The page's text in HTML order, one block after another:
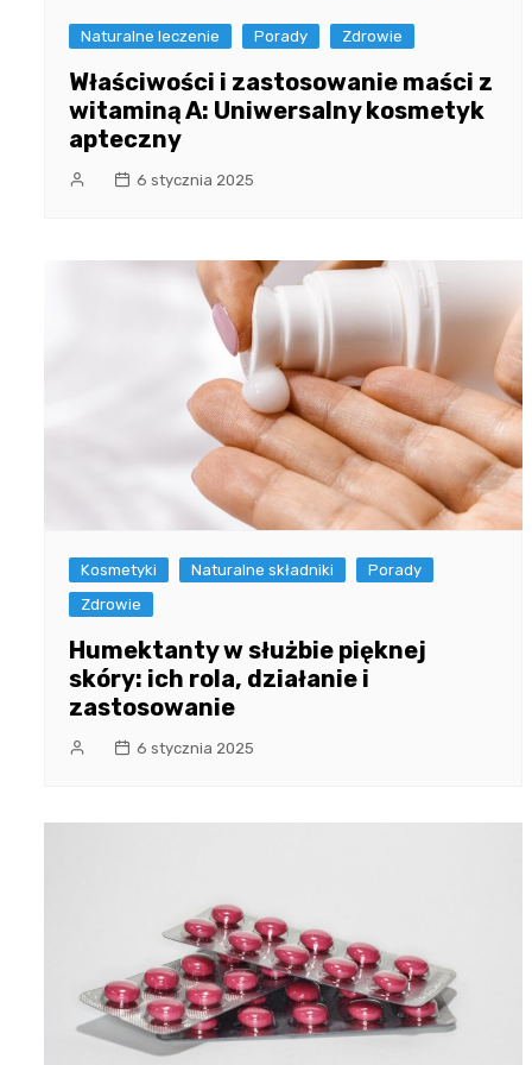
Naturalne leczenie Porady Zdrowie
Właściwości i zastosowanie maści z
witaminą A: Uniwersalny kosmetyk
apteczny
6 stycznia 2025
Kosmetyki Naturalne składniki
Porady
Zdrowie
Humektanty w służbie pięknej
skóry: ich rola, działanie i
zastosowanie
6 stycznia 2025